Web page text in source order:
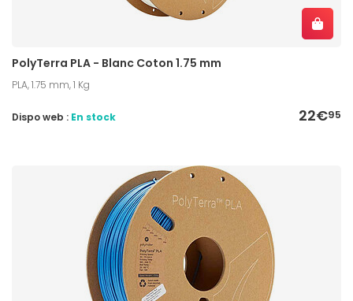
PolyTerra PLA - Blanc Coton 1.75 mm
PLA, 1.75 mm, 1 Kg
22€95
Dispo web : En stock